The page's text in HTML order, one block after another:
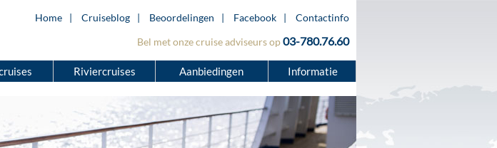
Home Cruiseblog Beoordelingen Facebook
Contactinfo
Bel met onze cruise adviseurs op03-780.76.60
Riviercruises Aanbiedingen Informatie